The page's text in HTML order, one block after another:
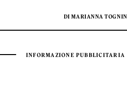
DI MARIANNA